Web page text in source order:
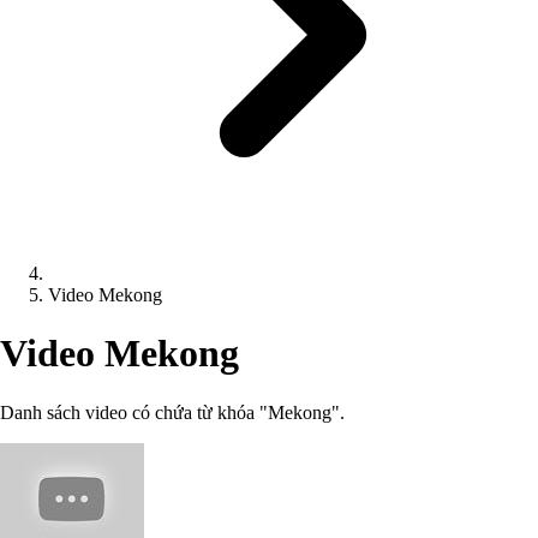
Video Mekong
Video Mekong
Danh sách video có chứa từ khóa "Mekong".